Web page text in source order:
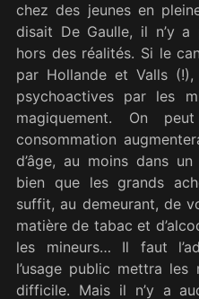
chez des jeunes en
disait De Gaulle, il n’y
hors des réalités. Si le
par Hollande et Valls
psychoactives par les
magiquement. On
consommation
d’âge, au moins dans
bien que les grands
suffit, au demeurant, de
matière de tabac et
les mineurs… Il faut
l’usage public mettra les
difficile. Mais il n’y a